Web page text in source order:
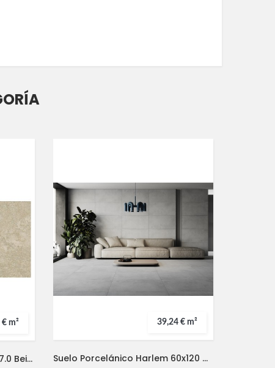
m²
Suelo Porcelánico Sybarum 7.0 Beige Silk 60x120 APAVISA
39,24 € m²
Suelo Porcelánico Harlem 60x120 METROPOL